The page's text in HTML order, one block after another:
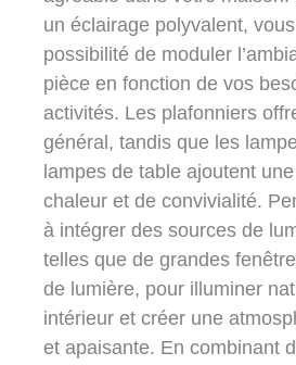
un éclairage polyvalent,
possibilité de moduler
pièce en fonction de vos
activités. Les plafonniers
général, tandis que les
lampes de table ajoutent
chaleur et de convivialité.
à intégrer des sources de
telles que de grandes
de lumière, pour illuminer
intérieur et créer une
et apaisante. En combinant